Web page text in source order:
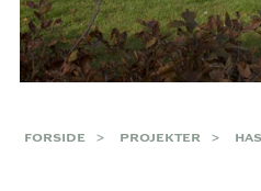
FORSIDE PROJEKTER